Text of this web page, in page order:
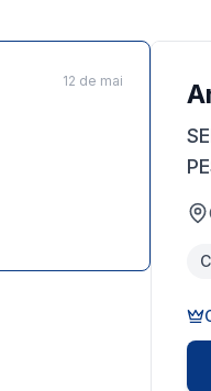
12 de mai